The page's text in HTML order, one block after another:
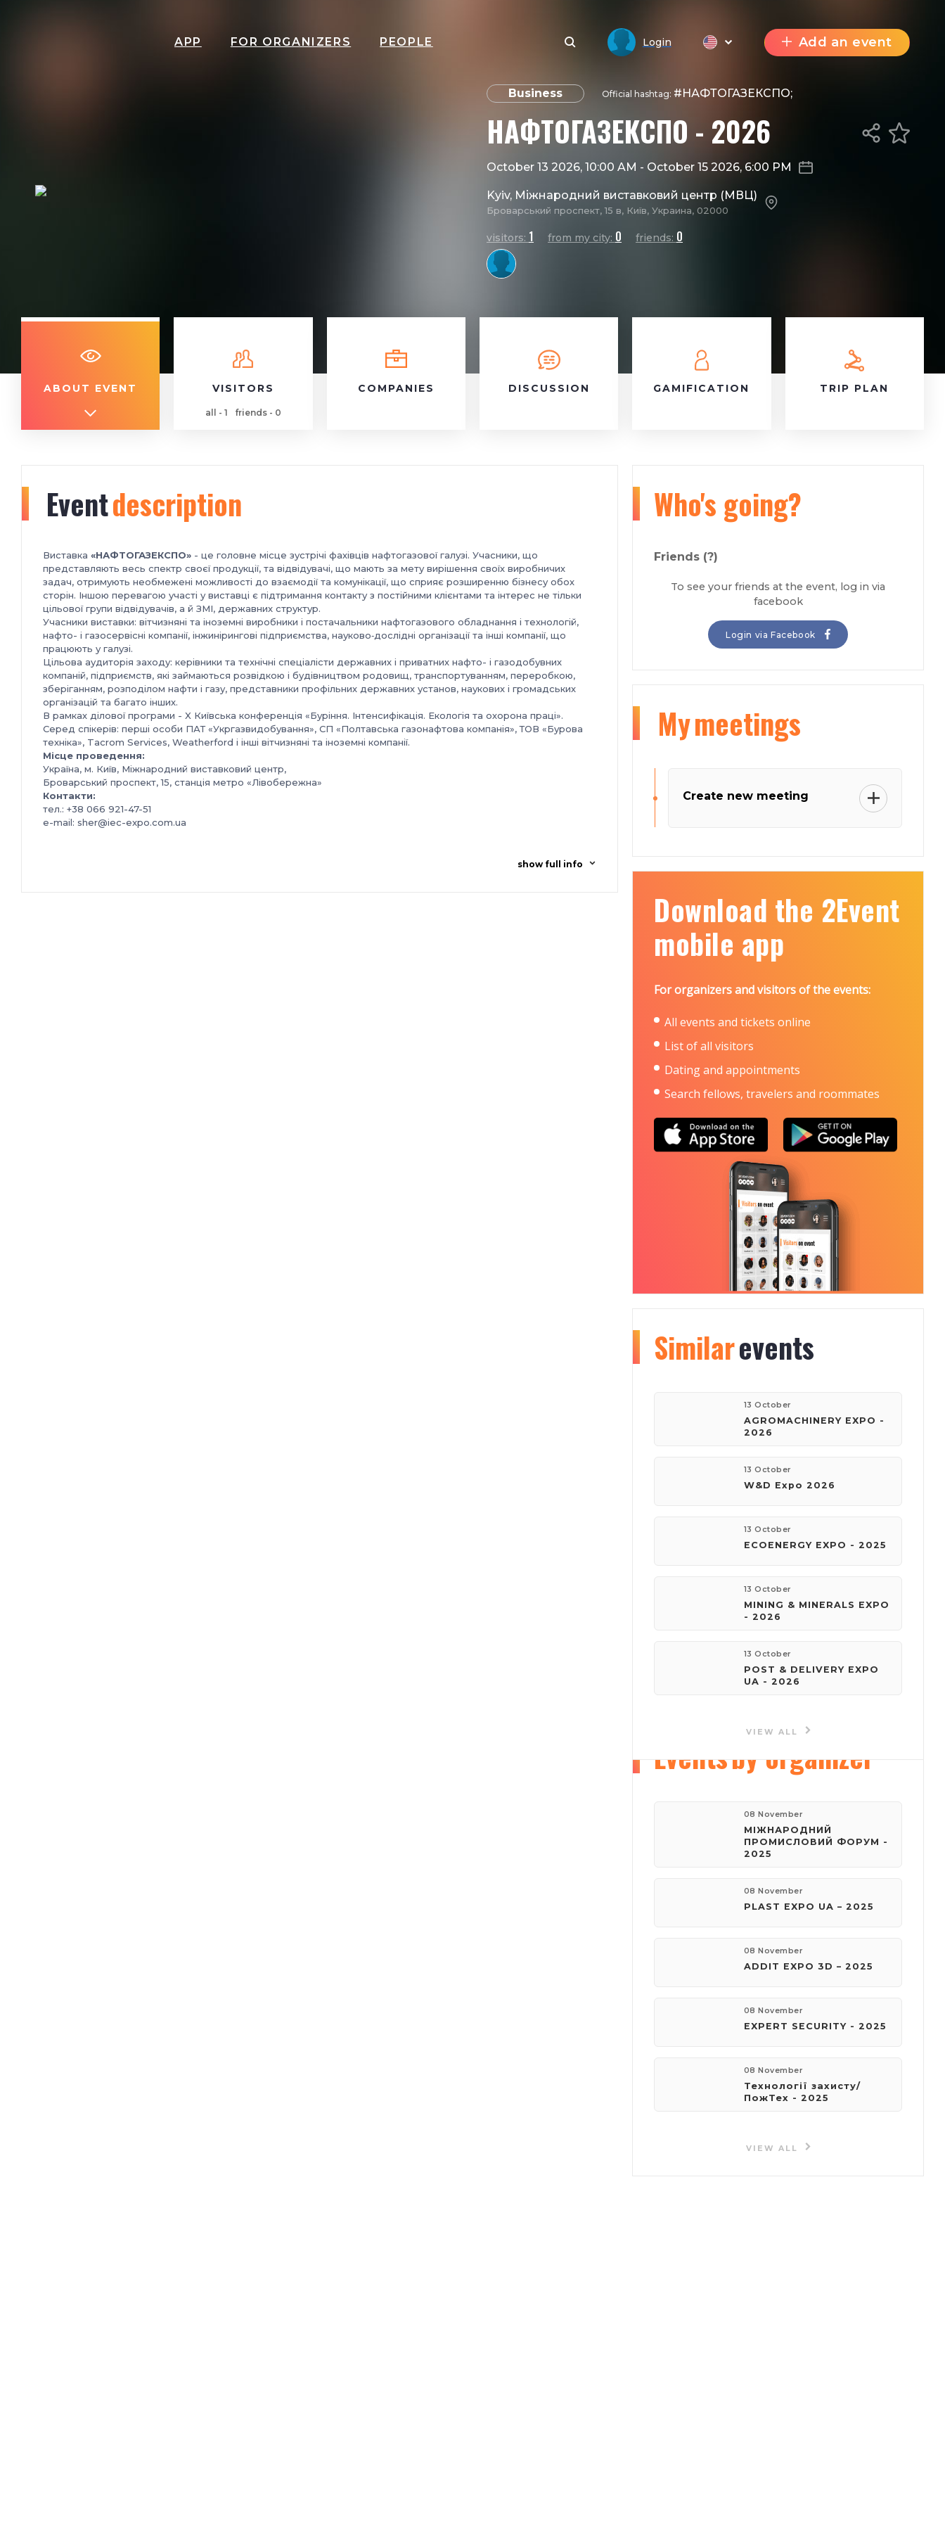
APP FOR ORGANIZERS PEOPLE Login Add an event
Business Official hashtag: #НАФТОГАЗЕКСПО;
НАФТОГАЗЕКСПО - 2026
October 13 2026, 10:00 AM - October 15 2026, 6:00 PM
Kyiv, Міжнародний виставковий центр (МВЦ)
Броварський проспект, 15 в, Київ, Украина, 02000
visitors: 1 from my city: 0 friends: 0
ABOUT EVENT VISITORS
all - 1 friends - 0
COMPANIES DISCUSSION GAMIFICATION TRIP PLAN
Eventdescription
Виставка «НАФТОГАЗЕКСПО» - це головне місце зустрічі фахівців нафтогазової галузі. Учасники, що
представляють весь спектр своєї продукції, та відвідувачі, що мають за мету вирішення своїх виробничих
задач, отримують необмежені можливості до взаємодії та комунікації, що сприяє розширенню бізнесу обох
сторін. Іншою перевагою участі у виставці є підтримання контакту з постійними клієнтами та інтерес не тільки
цільової групи відвідувачів, а й ЗМІ, державних структур.
Учасники виставки: вітчизняні та іноземні виробники і постачальники нафтогазового обладнання і технологій,
нафто- і газосервісні компанії, інжинірингові підприємства, науково‑дослідні організації та інші компанії, що
працюють у галузі.
Цільова аудиторія заходу: керівники та технічні спеціалісти державних і приватних нафто- і газодобувних
компаній, підприємств, які займаються розвідкою і будівництвом родовищ, транспортуванням, переробкою,
зберіганням, розподілом нафти і газу, представники профільних державних установ, наукових і громадських
організацій та багато інших.
В рамках ділової програми - X Київська конференція «Буріння. Інтенсифікація. Екологія та охорона праці».
Серед спікерів: перші особи ПАТ «Укргазвидобування», СП «Полтавська газонафтова компанія», ТОВ «Бурова
техніка», Tacrom Services, Weatherford і інші вітчизняні та іноземні компанії.
Місце проведення:
Україна, м. Київ, Міжнародний виставковий центр,
Броварський проспект, 15, станція метро «Лівобережна»
Контакти:
тел.: +38 066 921-47-51
e-mail: sher@iec-expo.com.ua
show full info
Who's going?
Friends (?)
To see your friends at the event, log in via
facebook
Login via Facebook
Mymeetings
Create new meeting
Download the 2Event
mobile app
For organizers and visitors of the events:
All events and tickets online
List of all visitors
Dating and appointments
Search fellows, travelers and roommates
Organizerinfo
150
phone:
e-mail:
reklama@iec-expo.com.ua
Visit website
Eventsby organizer
08 November
МІЖНАРОДНИЙ
ПРОМИСЛОВИЙ ФОРУМ -
2025
08 November
PLAST EXPO UA – 2025
08 November
ADDIT EXPO 3D – 2025
08 November
EXPERT SECURITY - 2025
08 November
Технології захисту/
ПожТех - 2025
VIEW ALL
Similarevents
13 October
AGROMACHINERY EXPO -
2026
13 October
W&D Expo 2026
13 October
ECOENERGY EXPO - 2025
13 October
MINING & MINERALS EXPO
- 2026
13 October
POST & DELIVERY EXPO
UA - 2026
VIEW ALL